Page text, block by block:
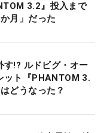
3.2』投入まで
月」だった
す!? ルドビグ・オー
ット『PHANTOM 3.
どうなった？